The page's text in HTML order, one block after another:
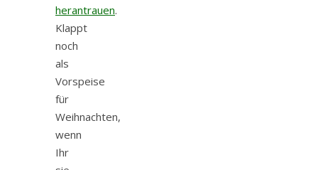
herantrauen.
Klappt
noch
als
Vorspeise
für
Weihnachten,
wenn
Ihr